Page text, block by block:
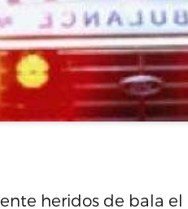
heridos de bala